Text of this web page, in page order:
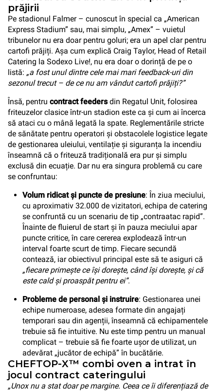
prăjirii
Pe stadionul Falmer – cunoscut în special ca „American
Express Stadium” sau, mai simplu, „Amex” – vuietul
tribunelor nu era doar pentru goluri; era un apel clar pentru
cartofi prăjiți. Așa cum explică Craig Taylor, Head of Retail
Catering la Sodexo Live!, nu era doar o dorință de pe o
listă: „a fost unul dintre cele mai mari feedback-uri din
sezonul trecut – de ce nu am vândut cartofi prăjiți?”
Însă, pentru contract feedersdin Regatul Unit, folosirea
friteuzelor clasice într-un stadion este ca și cum ai încerca
să ataci cu o mână legată la spate. Reglementările stricte
de sănătate pentru operatori și obstacolele logistice legate
de gestionarea uleiului, ventilație și siguranța la incendiu
înseamnă că o friteuză tradițională era pur și simplu
exclusă din ecuație. Dar nu era singura problemă cu care
se confruntau:
Volum ridicat și puncte de presiune: În ziua meciului,
cu aproximativ 32.000 de vizitatori, echipa de catering
se confruntă cu un scenariu de tip „contraatac rapid”.
Înainte de fluierul de start și în pauza meciului apar
puncte critice, în care cererea explodează într-un
interval foarte scurt de timp. Fiecare secundă
contează, iar obiectivul principal este să te asiguri că
„fiecare primește ce își dorește, când își dorește, și că
este cald și proaspăt pentru ei”.
Probleme de personal și instruire: Gestionarea unei
echipe numeroase, adesea formate din angajați
temporari sau din agenții, înseamnă că echipamentele
trebuie să fie intuitive. Nu este timp pentru un manual
complicat – trebuie să fie foarte ușor de utilizat, un
adevărat „jucător de echipă” în bucătărie.
CHEFTOP-X™ combi oven a intrat în
jocul contract cateringului
„Unox nu a stat doar pe margine. Ceea ce îi diferențiază de